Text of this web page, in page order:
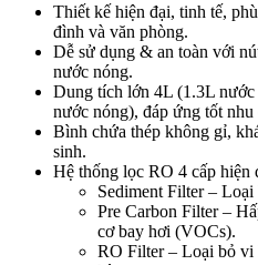
Thiết kế hiện đại, tinh tế,
đình và văn phòng.
Dễ sử dụng & an toàn với
nước nóng.
Dung tích lớn 4L (1.3L
nước nóng), đáp ứng tốt nhu
Bình chứa thép không gỉ,
sinh.
Hệ thống lọc RO 4 cấp hiện
Sediment Filter –
Pre Carbon Filter –
cơ bay hơi (VOCs).
RO Filter – Loại bỏ vi